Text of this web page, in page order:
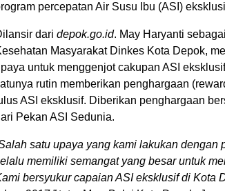
percepatan Air Susu Ibu (ASI)
dari depok.go.id. May Haryanti
Masyarakat Dinkes Kota Depok,
untuk menggenjot cakupan ASI
rutin memberikan penghargaan
ASI eksklusif. Diberikan penghargaan
Pekan ASI Sedunia.
satu upaya yang kami lakukan dengan
memiliki semangat yang besar untuk
bersyukur capaian ASI eksklusif di Kota